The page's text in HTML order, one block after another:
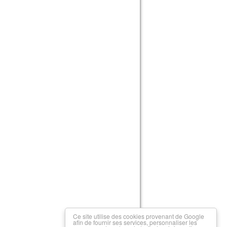
Ce site utilise des cookies provenant de Google
afin de fournir ses services, personnaliser les